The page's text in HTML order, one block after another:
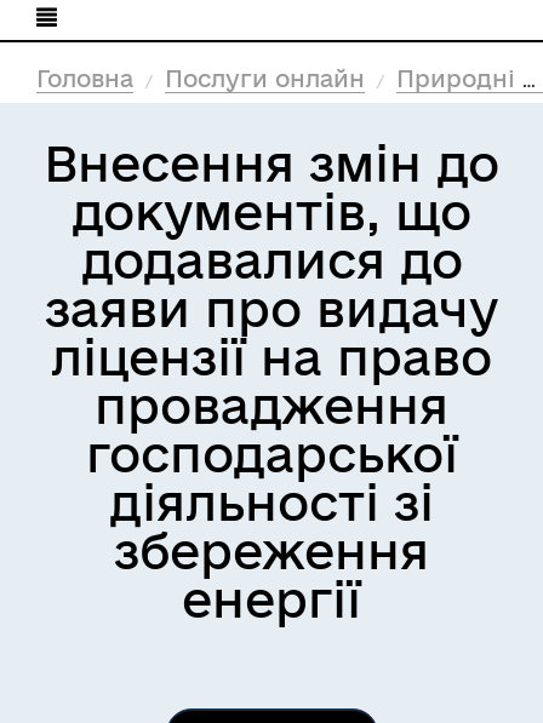
Головна Послуги онлайн Природні ресурси та екологія
Внесення змін до
документів, що
додавалися до
заяви про видачу
ліцензії на право
провадження
господарської
діяльності зі
збереження
енергії